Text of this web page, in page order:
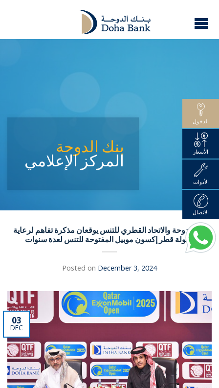
بنك الدوحة
المركز الإعلامي
بنك الدوحة والاتحاد القطري للتنس يوقعان مذكرة تفاهم لرعاية
بطولة قطر إكسون موبيل المفتوحة للتنس لعدة سنوات
Posted on December 3, 2024
03
DEC
الدخول
الأسعار
الأدوات
الاتصال